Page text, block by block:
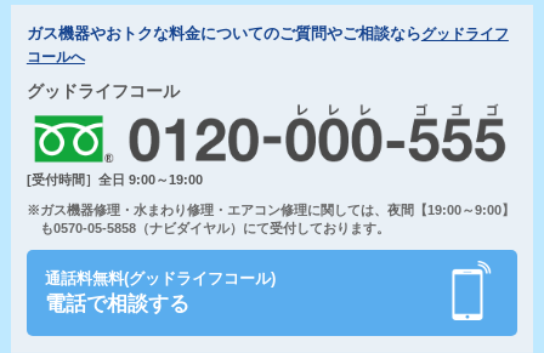
ガス機器やおトクな料金についてのご質問やご相談ならグッドライフ
コールへ
グッドライフコール
[受付時間］全日 9:00～19:00
※ガス機器修理・水まわり修理・エアコン修理に関しては、夜間【19:00～9:00】
も0570-05-5858（ナビダイヤル）にて受付しております。
通話料無料(グッドライフコール)
電話で相談する